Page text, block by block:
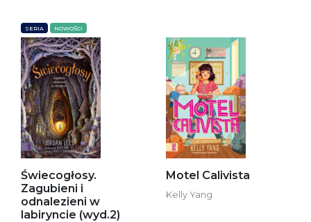
SERIA NOWOŚCI
Świecogłosy.
Zagubieni i
odnalezieni w
labiryncie (wyd.2)
Motel Calivista
Kelly Yang